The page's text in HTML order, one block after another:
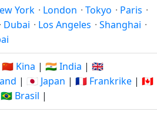
17
timer
05.08.2026
18
timer
fra-na
05.08.2026
York · London · Tokyo · Paris ·
· Dubai · Los Angeles · Shanghai ·
🇨🇳 Kina | 🇮🇳 India | 🇬🇧
| 🇯🇵 Japan | 🇫🇷 Frankrike | 🇨🇦
🇧🇷 Brasil |